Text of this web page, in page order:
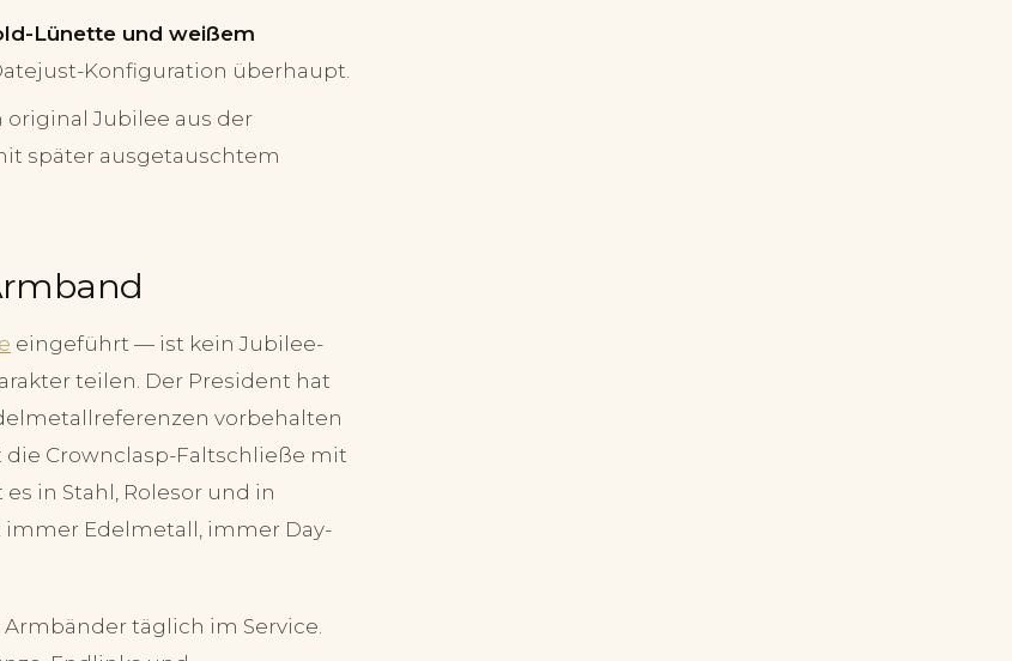
Lünette und weißem
Konfiguration überhaupt.
Jubilee aus der
später ausgetauschtem
eingeführt — ist kein Jubilee-
teilen. Der President hat
vorbehalten
die Crownclasp-Faltschließe mit
in Stahl, Rolesor und in
Edelmetall, immer Day-
täglich im Service.